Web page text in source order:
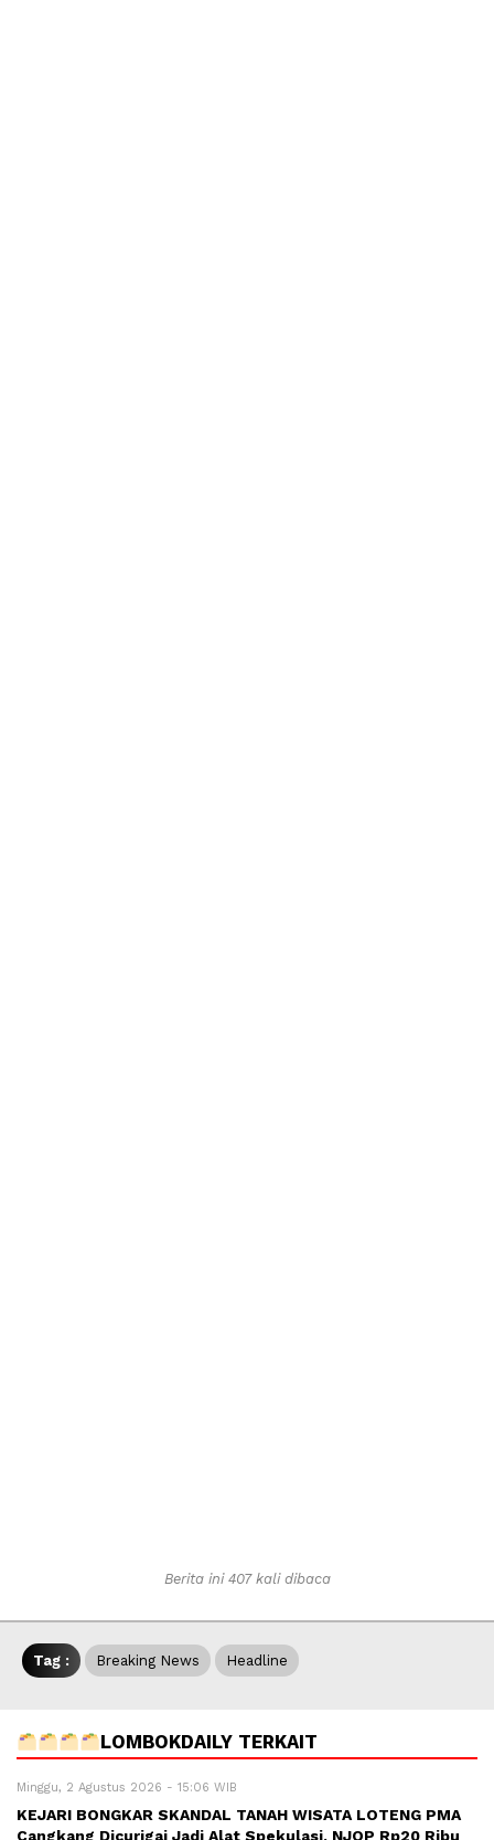
Berita ini 407 kali dibaca
Tag : Breaking News Headline
LOMBOKDAILY TERKAIT
Minggu, 2 Agustus 2026 - 15:06 WIB
KEJARI BONGKAR SKANDAL TANAH WISATA LOTENG PMA
Cangkang Dicurigai Jadi Alat Spekulasi, NJOP Rp20 Ribu